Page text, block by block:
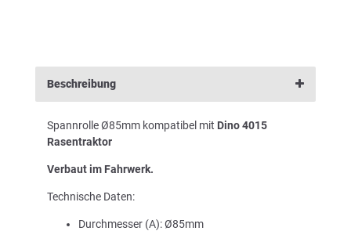
Beschreibung
Spannrolle Ø85mm kompatibel mit Dino 4015
Rasentraktor
Verbaut im Fahrwerk.
Technische Daten:
Durchmesser (A): Ø85mm